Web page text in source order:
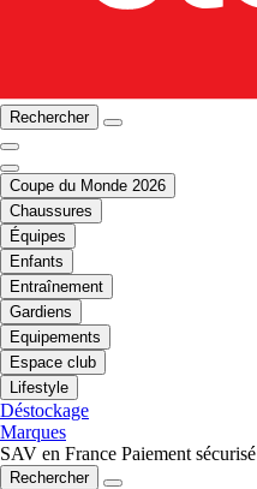
Rechercher
Coupe du Monde 2026
Chaussures
Équipes
Enfants
Entraînement
Gardiens
Equipements
Espace club
Lifestyle
Déstockage
Marques
SAV en France Paiement sécurisé
Rechercher